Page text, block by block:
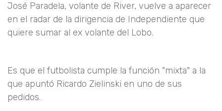
José Paradela, volante de River, vuelve a aparecer
en el radar de la dirigencia de Independiente que
quiere sumar al ex volante del Lobo.
Es que el futbolista cumple la función "mixta" a la
que apuntó Ricardo Zielinski en uno de sus
pedidos.